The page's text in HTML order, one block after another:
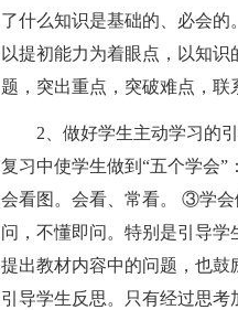
了什么知识是基础的、必会的
以提初能力为着眼点，以知
题，突出重点，突破难点，联
2、做好学生主动学习的引
复习中使学生做到“五个学会
会看图。会看、常看。 ③学
问，不懂即问。特别是引导
提出教材内容中的问题，也鼓
引导学生反思。只有经过思